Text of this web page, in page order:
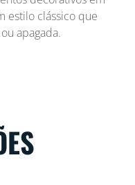
estilo clássico que
apagada.